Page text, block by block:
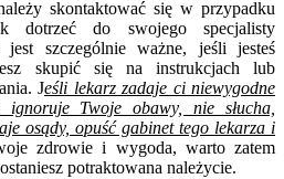
skontaktować się w przypadku
dotrzeć do swojego specjalisty
jest szczególnie ważne, jeśli jesteś
skupić się na instrukcjach lub
Jeśli lekarz zadaje ci niewygodne
ignoruje Twoje obawy, nie słucha,
osądy, opuść gabinet tego lekarza i
zdrowie i wygoda, warto zatem
potraktowana należycie.